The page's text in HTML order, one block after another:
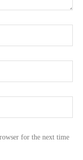
for the next time